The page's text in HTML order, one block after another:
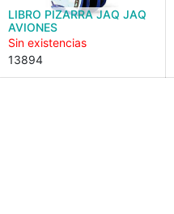
LIBRO PIZARRA JAQ JAQ
AVIONES
Sin existencias
13894